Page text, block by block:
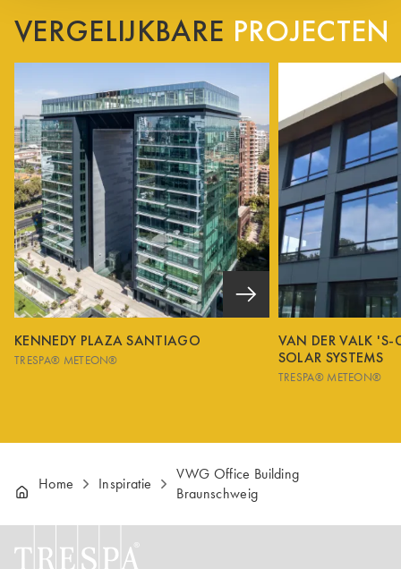
VERGELIJKBARE PROJECTEN
KENNEDY PLAZA SANTIAGO
TRESPA® METEON®
VAN DER VALK 'S-
SOLAR SYSTEMS
TRESPA® METEON®
Home Inspiratie
VWG Office Building
Braunschweig